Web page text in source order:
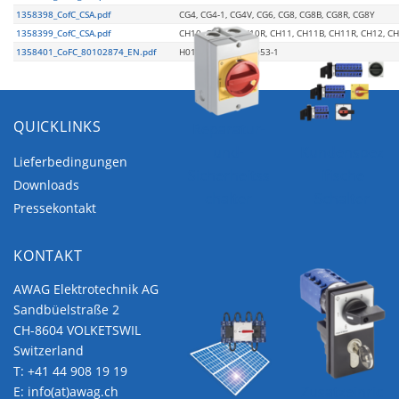
1358398_CofC_CSA.pdf
CG4, CG4-1, CG4V, CG6, CG8, CG8B, CG8R, CG8Y
1358399_CofC_CSA.pdf
CH10, CH10B, CH10R, CH11, CH11B, CH11R, CH12,
1358401_CoFC_80102874_EN.pdf
H010-1, H052-1, H053-1
QUICKLINKS
Lieferbedingungen
Downloads
Pressekontakt
KONTAKT
AWAG Elektrotechnik AG
Sandbüelstraße 2
CH-8604 VOLKETSWIL
Switzerland
T: +41 44 908 19 19
E: info(at)awag.ch